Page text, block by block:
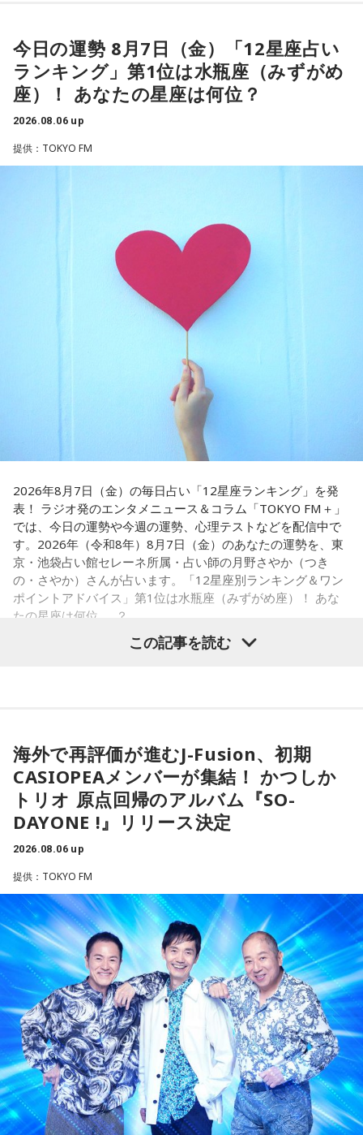
民党県連会長にもなれた。ドンは保守分裂の中で育つんです
ね」
放送ではさらにドンの実態についての解説が続いた。
た。思いを伝えようとしたものの、感激のあまり「文法はめ
ちゃくちゃだし、早口で喋ったもんだから、ただただ引きつ
らせてしまいました」と当時を振り返り、苦笑いを見せまし
た。
沖縄を訪れたらぜひ足を運んでほしい場所として、ゴリさん
は国際通り近くの「せんべろ街」を紹介しました。「そこだ
け東南アジアの空気感もあるので、1つの場所で2つの旅行を
しているみたい」と、その独特の魅力を語ります。
なかでもおすすめとして挙げたのが「米仙」です。お酒3杯に
牛の握りが絶品」だと紹介。「炙りと生があるんですけど、
炙らないほうがおすすめです」と、地元ならではの楽しみ方
さらに、「末廣ブルース」も外せない1軒です。建物のレトロ
感が魅力の豚串専門店で、「タンだとかハラミだとかハツ、
と話します。「けっこうペッパーが強めで、かなりおいしい
豚串です」と太鼓判を押しました。
お気に入りのステーキ店を尋ねられると、ゴリさんは「エメ
ラルドです」と即答。なかでもプレミアムリブステーキにつ
いては、「脂の乗り方、柔らかさ、肉の質がもうレベルが違
います」と熱く語り、長年愛される名店の魅力を紹介しまし
た。
一方、「お手紙を書きたくなる場所」を尋ねられると、迷わ
きない。同じ顔を見せないんですよ、自然が」と、その美し
さを語りました。そして海へ向け、「『美しくいてくれてあ
りがとう』という手紙は書きたくなります」と、故郷への深
い愛情をのぞかせました。
最後に、ゴリさんが「今、想いを伝えたい方」として名前を
挙げたのは、ボクシング元世界王者の具志堅用高さんでし
た。今年で世界王座獲得から50年という節目の年を迎えるこ
とに触れ、「手紙を書きたい」と温かい想いを語りました。
＜番組概要＞
番組名：日本郵便 SUNDAY'S POST
放送日時：毎週日曜 15:00～15:50
パーソナリティ：小山薫堂、宇賀なつみ
番組Webサイト：https://www.tfm.co.jp/post/
番組公式X：@sundayspost1
ゴリさんは、1972年沖縄県那覇市生まれ。沖縄の本土復帰か
らわずか1週間後に生まれた“復帰っ子”です。1995年に中学時
代の同級生・川田広樹さんとガレッジセールを結成し、バラ
エティ番組などで人気を集めました。2006年からは映画監督
としても活動。2019年公開の映画「洗骨」はモスクワ国際映
督協会新人賞を受賞しました。また、「おきなわ新喜劇」の
旗揚げやYouTube「ゴリ★オキナワ」などを通じて、故郷・
本土復帰当時の記憶はありませんが、「僕らは“復帰っ子”と言
われている」と話すゴリさん。両親からは、復帰直後の沖縄
の活気や、ドルから円への切り替えをめぐる混乱を聞いて育
ちました。なかでも「『円になったほうがお金が減る』と文
句を言っていた」というエピソードは、当時ならではの出来
事として印象に残っているそうです。
阪へ。しかし翌朝、父親の姿はなく、「今日からおじさんと
おばさんと暮らすんだよ」と告げられます。「映画みたいな
嘘みたいな話で」と振り返るように、突然始まった新生活に
戸惑い、転校先でも誰とも話せない日々が続きました。
孤独を感じるなかで、「何かしなきゃ」との思いから、クラ
る」という気づきを得て、掃除の時間に机の上で松田聖子さ
んの「青い珊瑚礁」を歌いながら一発芸を披露。最初は教室
が静まり返ったものの、その後は「あんなに無口だった転校
生が急に変なことをやり出した」と話題になり、「お前、お
もろいな」「遊ぼうや」と友達の輪が一気に広がったといい
ます。
この出来事をきっかけに、「笑いは武器になる」と実感。
「自分を認めてもらうには、人を笑わせればいい」という体
験が、芸人としての原点になったと振り返ります。
ちゃくちゃだし、早口で喋ったもんだから、ただただ引きつ
らせてしまいました」と当時を振り返り、苦笑いを見せまし
た。
ゴリさん
◆故郷・沖縄で味わう絶景とグルメ
沖縄を訪れたらぜひ足を運んでほしい場所として、ゴリさん
は国際通り近くの「せんべろ街」を紹介しました。「そこだ
け東南アジアの空気感もあるので、1つの場所で2つの旅行を
しているみたい」と、その独特の魅力を語ります。
なかでもおすすめとして挙げたのが「米仙」です。お酒3杯に
寿司5貫の組み合わせがリーズナブルな価格で楽しめ、「石垣
牛の握りが絶品」だと紹介。「炙りと生があるんですけど、
炙らないほうがおすすめです」と、地元ならではの楽しみ方
も教えてくれました。
さらに、「末廣ブルース」も外せない1軒です。建物のレトロ
今日の運勢 8月7日（金）「12星座占い
ランキング」第1位は水瓶座（みずがめ
座）！ あなたの星座は何位？
2026.08.06 up
提供：TOKYO FM
2026年8月7日（金）の毎日占い「12星座ランキング」を発
表！ ラジオ発のエンタメニュース＆コラム「TOKYO FM＋」
では、今日の運勢や今週の運勢、心理テストなどを配信中で
す。2026年（令和8年）8月7日（金）のあなたの運勢を、東
京・池袋占い館セレーネ所属・占い師の月野さやか（つき
の・さやか）さんが占います。「12星座別ランキング＆ワン
ポイントアドバイス」第1位は水瓶座（みずがめ座）！ あな
たの星座は何位……？
れることを選ぶと流れが変わります。人と違っても大丈夫。
今夜にでも「本当はこう生きたい」を自由に書き出してみ
て。
【2位】双子座（ふたご座）
思いがけない誘いや情報が、次の展開を連れてくるかも！今
正解です。誰かとの会話から人生のヒントが見つかる予感
も。今日は気になる人に自分から連絡してみて。
【3位】天秤座（てんびん座）
今日から金星が天秤座へ！！あなた本来の魅力がグッと高ま
る時。人とのご縁にも恵まれやすく、嬉しいお誘いや出会い
があるかもしれません。少しおしゃれして人に会うのもおす
すめ。今日は鏡の前で「今の自分が好きなところ」を3つ見つ
けて褒めてみて！
【4位】射手座（いて座）
「もっと面白いことがしたい！」という気持ちが未来を動か
します。今までのやり方にこだわらず、楽しそうな方へ進ん
でみると思わぬ展開が待っていそう。少し大胆なくらいで
この記事を読む
海外で再評価が進むJ-Fusion、初期
CASIOPEAメンバーが集結！ かつしか
トリオ 原点回帰のアルバム『SO-
DAYONE !』リリース決定
2026.08.06 up
提供：TOKYO FM